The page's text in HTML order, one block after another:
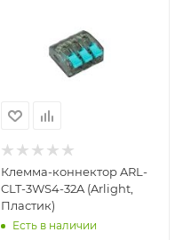
Клемма-коннектор ARL-
CLT-3WS4-32A (Arlight,
Пластик)
Есть в наличии